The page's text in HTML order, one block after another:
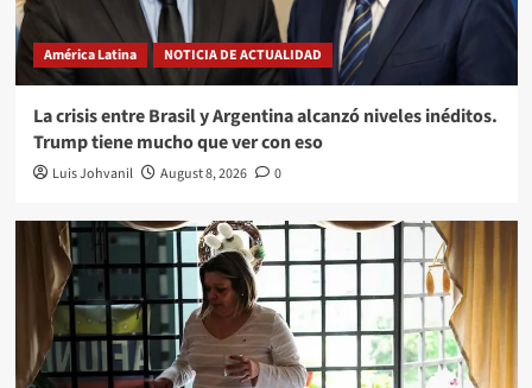
América Latina NOTICIA DE ACTUALIDAD
La crisis entre Brasil y Argentina alcanzó niveles inéditos.
Trump tiene mucho que ver con eso
Luis Johvanil August 8, 2026 0